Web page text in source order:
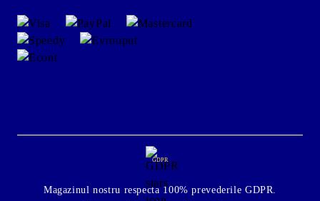
GDPR
Magazinul nostru respecta 100% prevederile GDPR.